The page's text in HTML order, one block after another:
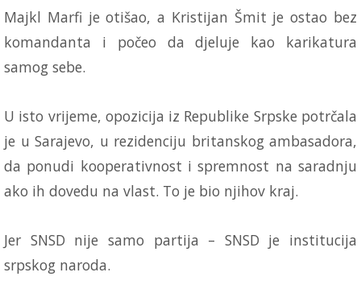
Majkl Marfi je otišao, a Kristijan Šmit je ostao bez
komandanta i počeo da djeluje kao karikatura
samog sebe.
U isto vrijeme, opozicija iz Republike Srpske potrčala
je u Sarajevo, u rezidenciju britanskog ambasadora,
da ponudi kooperativnost i spremnost na saradnju
ako ih dovedu na vlast. To je bio njihov kraj.
Jer SNSD nije samo partija – SNSD je institucija
srpskog naroda.